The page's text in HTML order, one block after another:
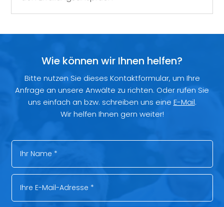
Wie können wir Ihnen helfen?
Bitte nutzen Sie dieses Kontaktformular, um Ihre
Anfrage an unsere Anwälte zu richten. Oder rufen Sie
uns einfach an bzw. schreiben uns eine E-Mail.
Wir helfen Ihnen gern weiter!